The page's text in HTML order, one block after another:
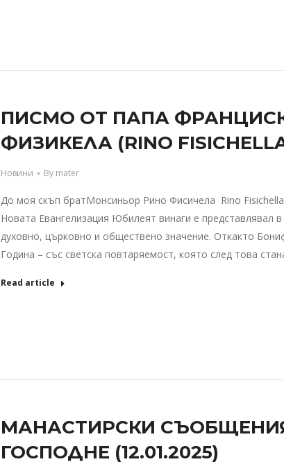
ПИСМО ОТ ПАПА
ФИЗИКЕЛА (RINO
Новини By mater
До моя скъп братМонсиньор Рино Фисичела Rino
Новата Евангелизация Юбилеят винаги е
духовно, църковно и обществено значение. Откакто
Година – със светска повтаряемост, която след това
Read article
МАНАСТИРСКИ
ГОСПОДНЕ (12.01.2025)